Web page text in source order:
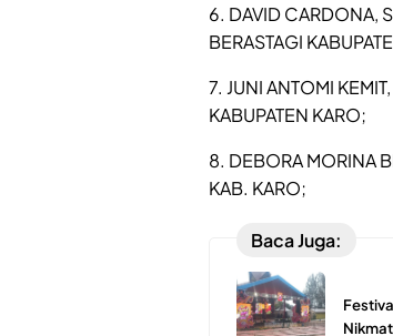
6. DAVID CARDONA,
BERASTAGI
7. JUNI ANTOMI
KABUPATEN KARO;
8. DEBORA MORINA
KAB. KARO;
Baca Juga: